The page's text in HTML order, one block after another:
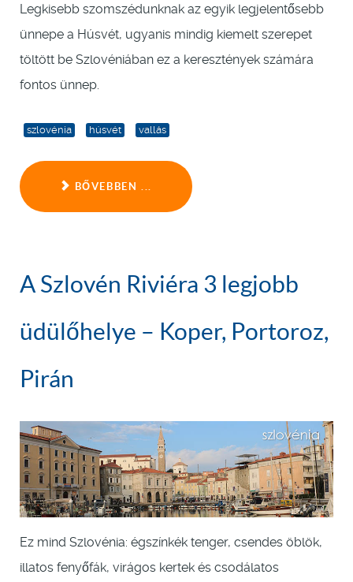
Legkisebb szomszédunknak az egyik legjelentősebb
ünnepe a Húsvét, ugyanis mindig kiemelt szerepet
töltött be Szlovéniában ez a keresztények számára
fontos ünnep.
szlovénia húsvét vallás
BŐVEBBEN ...
A Szlovén Riviéra 3 legjobb
üdülőhelye – Koper, Portoroz,
Pirán
Ez mind Szlovénia: égszínkék tenger, csendes öblök,
illatos fenyőfák, virágos kertek és csodálatos